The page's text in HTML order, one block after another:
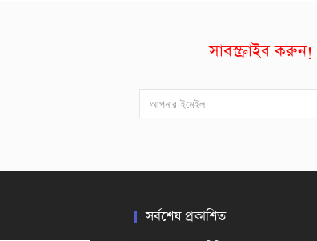
সাবস্ক্রাইব করুন!
সর্বশেষ প্রকাশিত